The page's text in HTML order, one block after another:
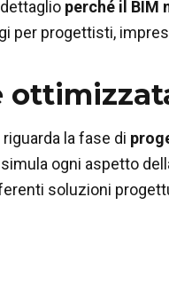
perché il BIM
per progettisti,
la fase di
ogni aspetto
soluzioni